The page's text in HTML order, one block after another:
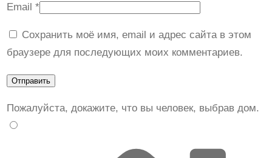
Email *
Сохранить моё имя, email и адрес сайта в этом
браузере для последующих моих комментариев.
Пожалуйста, докажите, что вы человек, выбравдом.